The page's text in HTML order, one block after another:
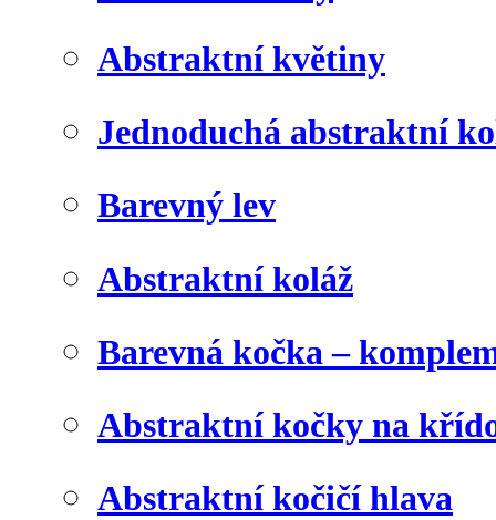
Abstraktní květiny
Jednoduchá abstraktní
Barevný lev
Abstraktní koláž
Barevná kočka –
Abstraktní kočky na
Abstraktní kočičí hlava